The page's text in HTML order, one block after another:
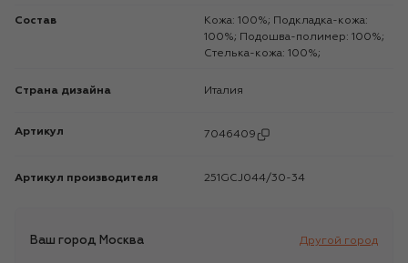
Состав
Кожа: 100%; Подкладка-кожа:
100%; Подошва-полимер: 100%;
Стелька-кожа: 100%;
Страна дизайна Италия
Артикул 7046409
Артикул производителя 251GCJ044/30-34
Ваш город Москва Другой город